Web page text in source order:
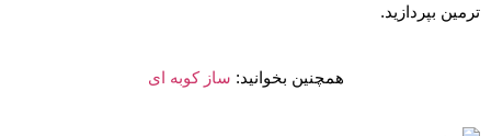
ترمین بپردازید.
همچنین بخوانید: ساز کوبه ای